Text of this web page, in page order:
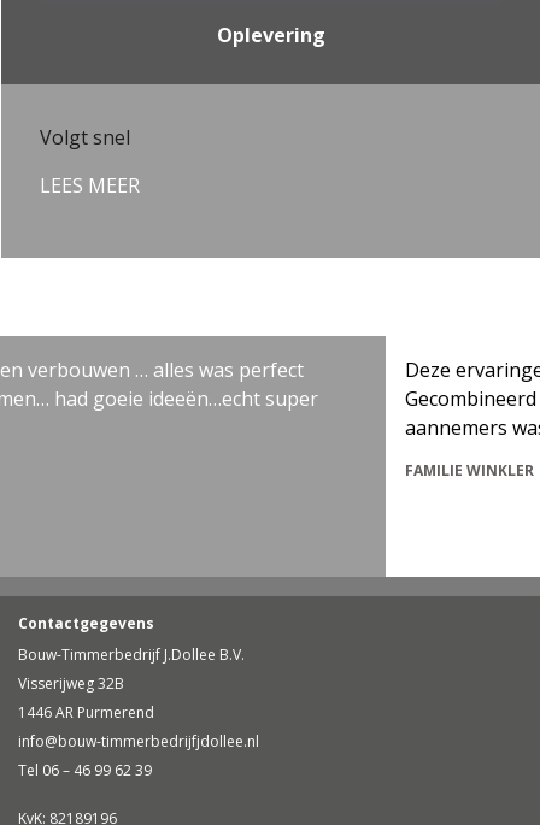
Oplevering
Volgt snel
LEES MEER
… alles was perfect
goeie ideeën…echt super
Deze ervaringen
Gecombineerd met
aannemers was dit
FAMILIE WINKLER
Contactgegevens
Bouw-Timmerbedrijf J.Dollee B.V.
Visserijweg 32B
1446 AR Purmerend
info@bouw-timmerbedrijfjdollee.nl
Tel 06 – 46 99 62 39
KvK: 82189196